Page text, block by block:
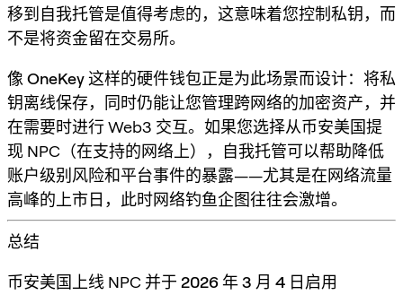
移到 自我托管是值得考虑的，这意味着您控制私钥，而
不是将资金留在交易所。
像 OneKey这样的硬件钱包正是为此场景而设计：将私
钥离线保存，同时仍能让您管理跨网络的加密资产，并
在需要时进行 Web3 交互。如果您选择从币安美国提
现 NPC（在支持的网络上），自我托管可以帮助降低
账户级别风险和平台事件的暴露——尤其是在网络流量
高峰的上市日，此时网络钓鱼企图往往会激增。
总结
币安美国上线 NPC 并于 2026 年 3 月 4 日启用